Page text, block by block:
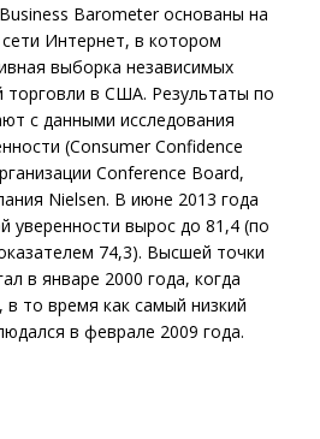
Barometer основаны на
Интернет, в котором
выборка независимых
торговли в США. Результаты по
с данными исследования
(Consumer Confidence
Conference Board,
Nielsen. В июне 2013 года
уверенности вырос до 81,4 (по
74,3). Высшей точки
в январе 2000 года, когда
то время как самый низкий
в феврале 2009 года.